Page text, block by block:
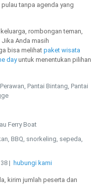
tanpa agenda yang
rombongan teman,
Anda masih
bisa melihat paket wisata
dayuntuk menentukan pilihan
Pantai Bintang, Pantai
Ferry Boat
BBQ, snorkeling, sepeda,
| hubungi kami
kirim jumlah peserta dan